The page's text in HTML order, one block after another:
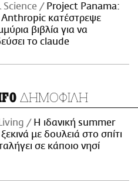
Science
Project Panama:
κατέστρεψε
βιβλία για να
το claude
ΔΗΜΟΦΙΛΗ
Η ιδανική summer
με δουλειά στο σπίτι
σε κάποιο νησί